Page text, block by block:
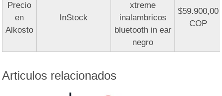
Precio
en
Alkosto
InStock
xtreme
inalambricos
bluetooth in ear
negro
$59.900,00
COP
Articulos relacionados